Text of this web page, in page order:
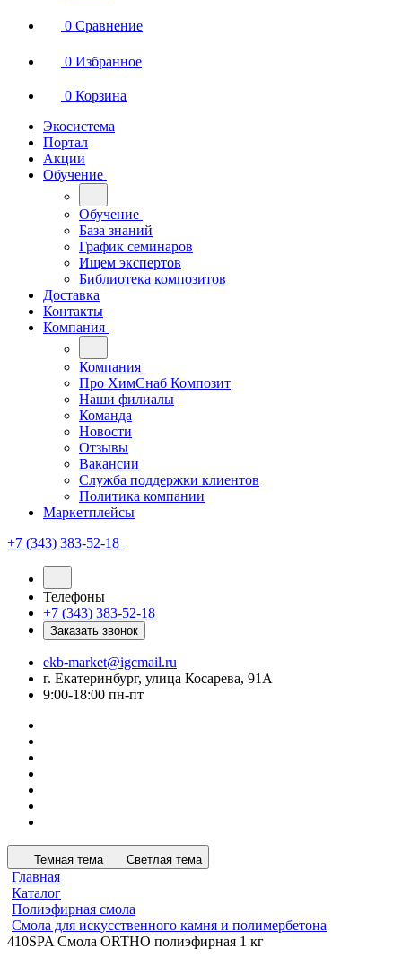
0 Сравнение
0 Избранное
0 Корзина
Экосистема
Портал
Акции
Обучение
Обучение
База знаний
График семинаров
Ищем экспертов
Библиотека композитов
Доставка
Контакты
Компания
Компания
Про ХимСнаб Композит
Наши филиалы
Команда
Новости
Отзывы
Вакансии
Служба поддержки клиентов
Политика компании
Маркетплейсы
+7 (343) 383-52-18
Телефоны
+7 (343) 383-52-18
Заказать звонок
ekb-market@igcmail.ru
г. Екатеринбург, улица Косарева, 91А
9:00-18:00 пн-пт
Темная тема Светлая тема
Главная
Каталог
Полиэфирная смола
Смола для искусственного камня и полимербетона
410SPA Смола ORTHO полиэфирная 1 кг